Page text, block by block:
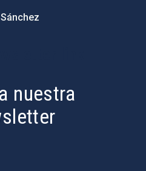
nuestra